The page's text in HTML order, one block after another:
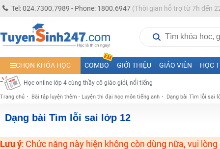
Tel: 024.7300.7989 - Phone: 1800.6947 (Thời gian hỗ trợ từ 7h đến
CHỌN KHÓA HỌC COMBO GIỚI THIỆU GIÁO VIÊN HỌC
Học online lớp 5 cùng thầy cô giáo giỏi, nổi tiếng
Học online lớp 6 cùng thầy cô giỏi, nổi tiếng
Học online lớp 8 cùng thầy cô giáo giỏi
2K13! Bứt Phá Lớp 5 Năm Học 2023 - 2024
Học online lớp 4 cùng thầy cô giáo giỏi, nổi tiếng
Học online lớp 3 cùng thầy cô giáo giỏi, nổi tiếng
Học online lớp 2 với thầy cô giáo giỏi, nổi tiếng
Hot! Lễ hội đồng giá 449K - 499K toàn bộ khoá học tại Tuyensinh247
Trang chủ Bài tập luyện thêm - Luyện thi đại học môn tiếng anh Dạng bài Tìm lỗi sai
Dạng bài Tìm lỗi sai lớp 12
Lưu ý: Chức năng này hiện không còn dùng nữa, vui